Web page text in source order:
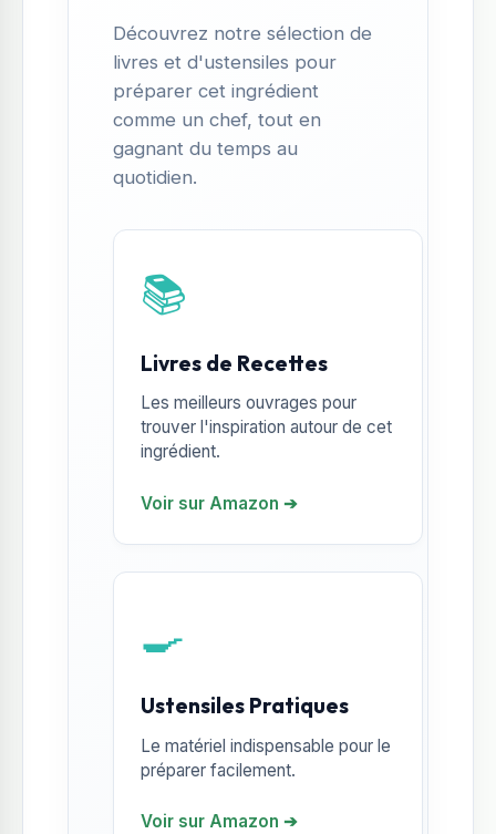
Découvrez notre sélection de
livres et d'ustensiles pour
préparer cet ingrédient
comme un chef, tout en
gagnant du temps au
quotidien.
📚
Livres de Recettes
Les meilleurs ouvrages pour
trouver l'inspiration autour de cet
ingrédient.
Voir sur Amazon ➔
🍳
Ustensiles Pratiques
Le matériel indispensable pour le
préparer facilement.
Voir sur Amazon ➔